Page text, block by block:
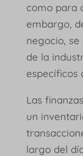
como para
embargo,
negocio,
de la
específicos
Las
un
largo del